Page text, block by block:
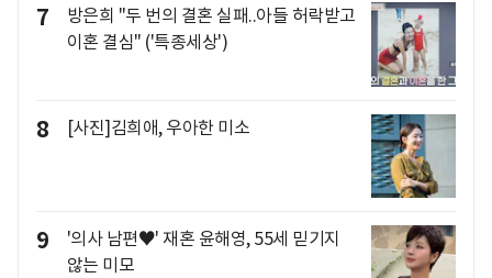
7
방은희 "두 번의 결혼 실패..아들 허락받고
이혼 결심" ('특종세상')
8 [사진]김희애, 우아한 미소
9
'의사 남편♥' 재혼 윤해영, 55세 믿기지
않는 미모